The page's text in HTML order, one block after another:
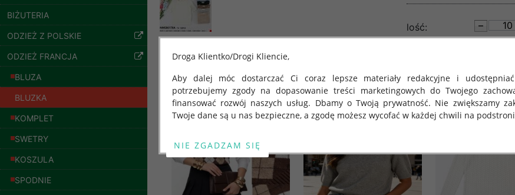
BIŻUTERIA
ODZIEŻ Z POLSKIE
ODZIEŻ FRANCJA
BLUZA
BLUZKA
KOMPLET
SWETRY
KOSZULA
SPODNIE
Spodnie damskie
jeansy Roz 25-30, 1
Kolor Paczka 10 szt
lość:
Inne produkty
Droga Klientko/Drogi Kliencie,
Aby dalej móc dostarczać Ci coraz lepsze materiały redakcyjne i
potrzebujemy zgody na dopasowanie treści marketingowych do Twojego
finansować rozwój naszych usług. Dbamy o Twoją prywatność. Nie zwiększamy
Twoje dane są u nas bezpieczne, a zgodę możesz wycofać w każdej chwili na
Od 25 maja 2018 roku obowiązuje Rozporządzenie Parlamentu Europejskiego i
kwietnia 2016 r. w sprawie ochrony osób fizycznych w związku z przetwarzaniem
swobodnego przepływu takich danych oraz uchylenia dyrektywy 95/46/WE
"GDPR" lub "Ogólne Rozporządzenie o Ochronie Danych"). W związku z tym
przetwarzaniu Twoich danych oraz zasadach, na jakich odbywa się to po dniu